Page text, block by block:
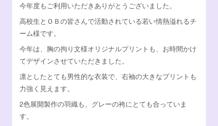
Facebook オンラインSHOP
今年度もご利用いただきありがとうございました。
高校生とＯＢの皆さんで活動されている若い情熱溢れるチ
ーム様です。
今年は、胸の拘り文様オリジナルプリントも、お時間かけ
てデザインさせていただきました。
凛としたとても男性的な衣装で、右袖の大きなプリントも
力強く見えます。
2色展開製作の羽織も、グレーの袴にとても合っていま
す。